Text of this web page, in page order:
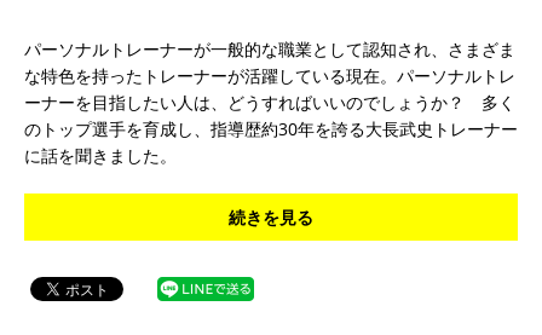
パーソナルトレーナーが一般的な職業として認知され、さまざま
な特色を持ったトレーナーが活躍している現在。パーソナルトレ
ーナーを目指したい人は、どうすればいいのでしょうか？ 多く
のトップ選手を育成し、指導歴約30年を誇る大長武史トレーナー
に話を聞きました。
続きを見る